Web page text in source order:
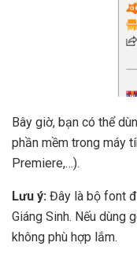
Bây giờ, bạn có thể
phần mềm trong máy
Premiere,…).
Lưu ý: Đây là bộ font
Giáng Sinh. Nếu dùng
không phù hợp lắm.